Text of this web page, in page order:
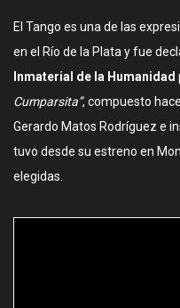
El Tango es una de las
en el Río de la Plata y fue
Inmaterial de la Humanidad
Cumparsita”, compuesto
Gerardo Matos Rodríguez e
tuvo desde su estreno en
elegidas.